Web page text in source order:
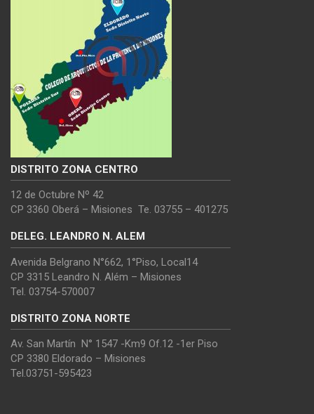
DISTRITO ZONA CENTRO
12 de Octubre Nº 42
CP 3360 Oberá – Misiones Te. 03755 – 401275
DELEG. LEANDRO N. ALEM
Avenida Belgrano N°662, 1°Piso, Local14
CP 3315 Leandro N. Além – Misiones
Tel. 03754-570007
DISTRITO ZONA NORTE
Av. San Martín N° 1547 -Km9 Of.12 -1er Piso
CP 3380 Eldorado – Misiones
Tel.03751-595423